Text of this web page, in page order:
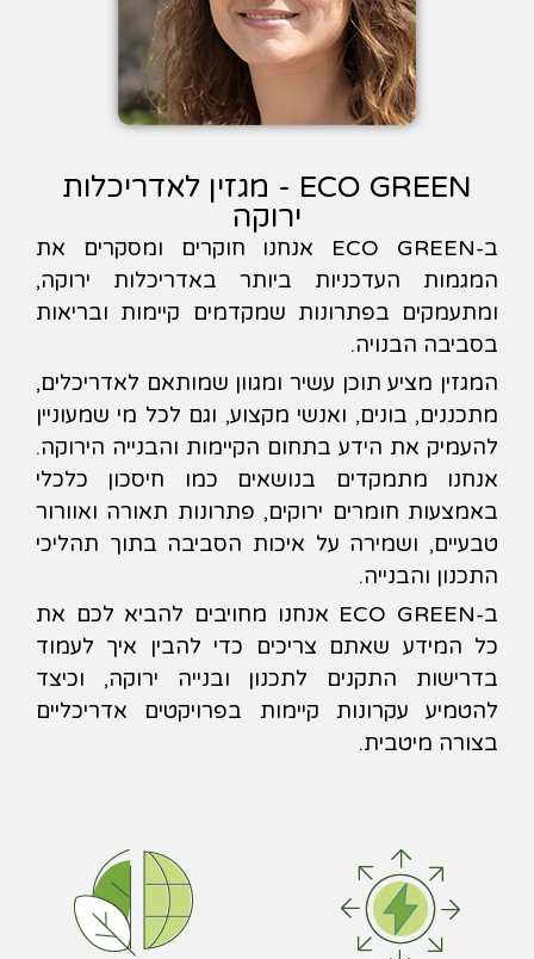
ECO GREEN - מגזין לאדריכלות
ירוקה
ב-ECO GREEN אנחנו חוקרים ומסקרים את
המגמות העדכניות ביותר באדריכלות ירוקה,
ומתעמקים בפתרונות שמקדמים קיימות ובריאות
בסביבה הבנויה.
המגזין מציע תוכן עשיר ומגוון שמותאם לאדריכלים,
מתכננים, בונים, ואנשי מקצוע, וגם לכל מי שמעוניין
להעמיק את הידע בתחום הקיימות והבנייה הירוקה.
אנחנו מתמקדים בנושאים כמו חיסכון כלכלי
באמצעות חומרים ירוקים, פתרונות תאורה ואוורור
טבעיים, ושמירה על איכות הסביבה בתוך תהליכי
התכנון והבנייה.
ב-ECO GREEN אנחנו מחויבים להביא לכם את
כל המידע שאתם צריכים כדי להבין איך לעמוד
בדרישות התקנים לתכנון ובנייה ירוקה, וכיצד
להטמיע עקרונות קיימות בפרויקטים אדריכליים
בצורה מיטבית.